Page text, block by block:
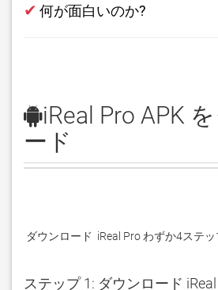
✔ 何が面白いのか?
iReal Pro APK
ード
ダウンロード  iReal Pro わずか4ステ
ステップ 1: ダウンロード